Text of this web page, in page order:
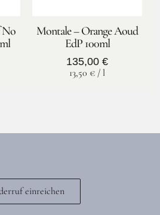
No
Montale – Orange Aoud
EdP 100ml
135,00 €
13,50 € / l
einreichen